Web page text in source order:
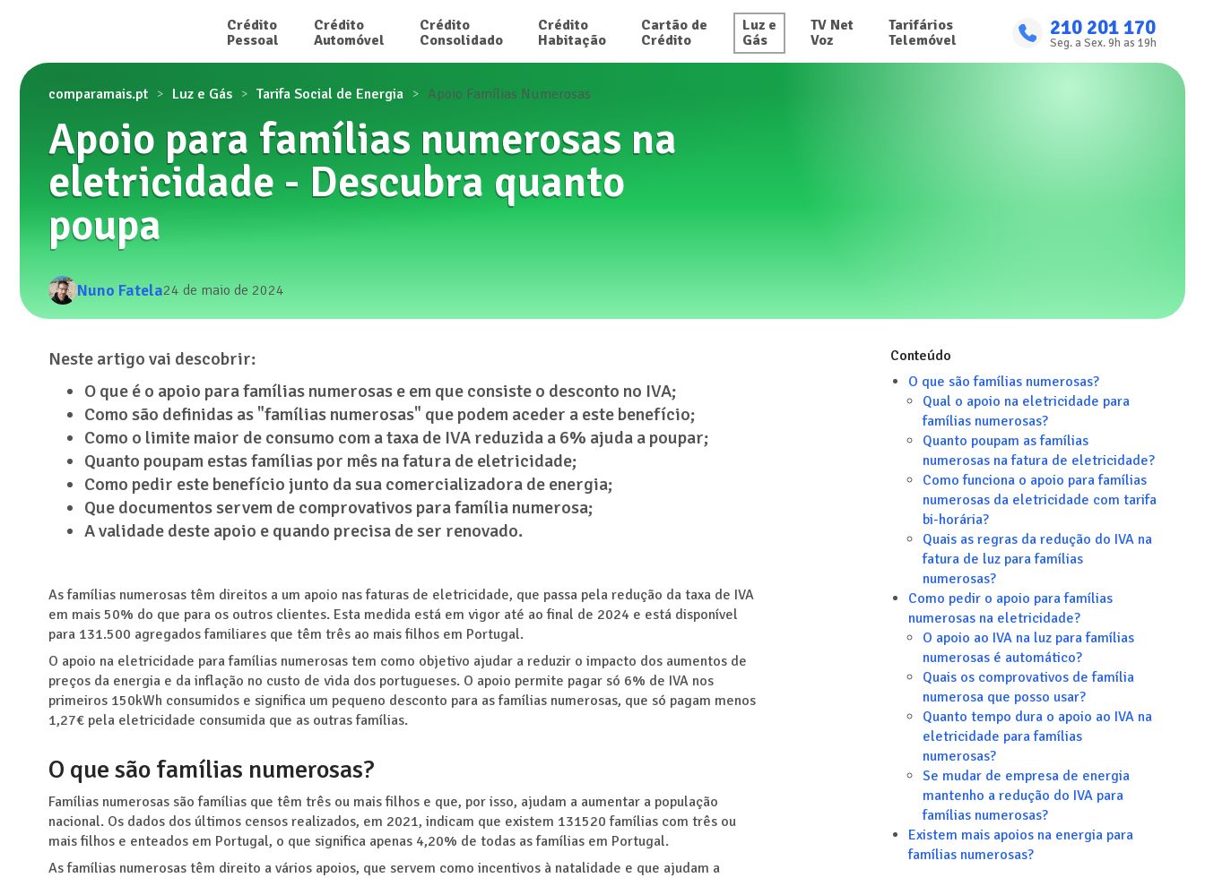
Crédito
Pessoal
Crédito
Automóvel
Crédito
Consolidado
Crédito
Habitação
Cartão de
Crédito
Luz e
Gás
TV Net
Voz
Tarifários
Telemóvel
210 201 170
Seg. a Sex. 9h as 19h
comparamais.pt Luz e Gás Tarifa Social de Energia Apoio Famílias Numerosas
Apoio para famílias numerosas na
eletricidade - Descubra quanto
poupa
Nuno Fatela24 de maio de 2024
Conteúdo
O que são famílias numerosas?
Qual o apoio na eletricidade para
famílias numerosas?
Quanto poupam as famílias
numerosas na fatura de eletricidade?
Como funciona o apoio para famílias
numerosas da eletricidade com tarifa
bi-horária?
Quais as regras da redução do IVA na
fatura de luz para famílias
numerosas?
Como pedir o apoio para famílias
numerosas na eletricidade?
O apoio ao IVA na luz para famílias
numerosas é automático?
Quais os comprovativos de família
numerosa que posso usar?
Quanto tempo dura o apoio ao IVA na
eletricidade para famílias
numerosas?
Se mudar de empresa de energia
mantenho a redução do IVA para
famílias numerosas?
Existem mais apoios na energia para
famílias numerosas?
Neste artigo vai descobrir:
O que é o apoio para famílias numerosas e em que consiste o desconto no IVA;
Como são definidas as "famílias numerosas" que podem aceder a este benefício;
Como o limite maior de consumo com a taxa de IVA reduzida a 6% ajuda a poupar;
Quanto poupam estas famílias por mês na fatura de eletricidade;
Como pedir este benefício junto da sua comercializadora de energia;
Que documentos servem de comprovativos para família numerosa;
A validade deste apoio e quando precisa de ser renovado.
As famílias numerosas têm direitos a um apoio nas faturas de eletricidade, que passa pela redução da taxa de IVA
em mais 50% do que para os outros clientes. Esta medida está em vigor até ao final de 2024 e está disponível
para 131.500 agregados familiares que têm três ao mais filhos em Portugal.
O apoio na eletricidade para famílias numerosas tem como objetivo ajudar a reduzir o impacto dos aumentos de
preços da energia e da inflação no custo de vida dos portugueses. O apoio permite pagar só 6% de IVA nos
primeiros 150kWh consumidos e significa um pequeno desconto para as famílias numerosas, que só pagam menos
1,27€ pela eletricidade consumida que as outras famílias.
O que são famílias numerosas?
Famílias numerosas são famílias que têm três ou mais filhos e que, por isso, ajudam a aumentar a população
nacional. Os dados dos últimos censos realizados, em 2021, indicam que existem 131520 famílias com três ou
mais filhos e enteados em Portugal, o que significa apenas 4,20% de todas as famílias em Portugal.
As famílias numerosas têm direito a vários apoios, que servem como incentivos à natalidade e que ajudam a